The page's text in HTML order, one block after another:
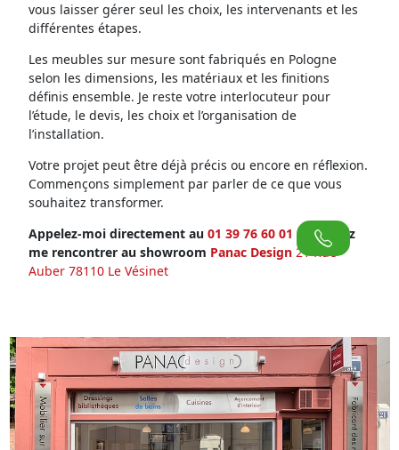
vous laisser gérer seul les choix, les intervenants et les
différentes étapes.
Les meubles sur mesure sont fabriqués en Pologne
selon les dimensions, les matériaux et les finitions
définis ensemble. Je reste votre interlocuteur pour
l’étude, le devis, les choix et l’organisation de
l’installation.
Votre projet peut être déjà précis ou encore en réflexion.
Commençons simplement par parler de ce que vous
souhaitez transformer.
Appelez-moi directement au 01 39 76 60 01 ou venez
me rencontrer au showroom Panac Design 21 Rue
Auber 78110 Le Vésinet